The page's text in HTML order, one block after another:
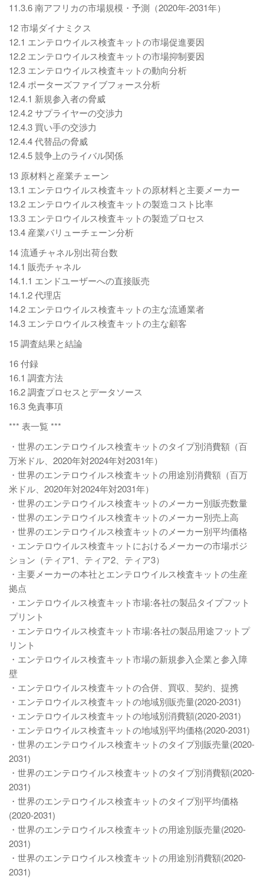
11.3.6 南アフリカの市場規模・予測（2020年-2031年）
12 市場ダイナミクス
12.1 エンテロウイルス検査キットの市場促進要因
12.2 エンテロウイルス検査キットの市場抑制要因
12.3 エンテロウイルス検査キットの動向分析
12.4 ポーターズファイブフォース分析
12.4.1 新規参入者の脅威
12.4.2 サプライヤーの交渉力
12.4.3 買い手の交渉力
12.4.4 代替品の脅威
12.4.5 競争上のライバル関係
13 原材料と産業チェーン
13.1 エンテロウイルス検査キットの原材料と主要メーカー
13.2 エンテロウイルス検査キットの製造コスト比率
13.3 エンテロウイルス検査キットの製造プロセス
13.4 産業バリューチェーン分析
14 流通チャネル別出荷台数
14.1 販売チャネル
14.1.1 エンドユーザーへの直接販売
14.1.2 代理店
14.2 エンテロウイルス検査キットの主な流通業者
14.3 エンテロウイルス検査キットの主な顧客
15 調査結果と結論
16 付録
16.1 調査方法
16.2 調査プロセスとデータソース
16.3 免責事項
*** 表一覧 ***
・世界のエンテロウイルス検査キットのタイプ別消費額（百
万米ドル、2020年対2024年対2031年）
・世界のエンテロウイルス検査キットの用途別消費額（百万
米ドル、2020年対2024年対2031年）
・世界のエンテロウイルス検査キットのメーカー別販売数量
・世界のエンテロウイルス検査キットのメーカー別売上高
・世界のエンテロウイルス検査キットのメーカー別平均価格
・エンテロウイルス検査キットにおけるメーカーの市場ポジ
ション（ティア1、ティア2、ティア3）
・主要メーカーの本社とエンテロウイルス検査キットの生産
拠点
・エンテロウイルス検査キット市場:各社の製品タイプフット
プリント
・エンテロウイルス検査キット市場:各社の製品用途フットプ
リント
・エンテロウイルス検査キット市場の新規参入企業と参入障
壁
・エンテロウイルス検査キットの合併、買収、契約、提携
・エンテロウイルス検査キットの地域別販売量(2020-2031)
・エンテロウイルス検査キットの地域別消費額(2020-2031)
・エンテロウイルス検査キットの地域別平均価格(2020-2031)
・世界のエンテロウイルス検査キットのタイプ別販売量(2020-
2031)
・世界のエンテロウイルス検査キットのタイプ別消費額(2020-
2031)
・世界のエンテロウイルス検査キットのタイプ別平均価格
(2020-2031)
・世界のエンテロウイルス検査キットの用途別販売量(2020-
2031)
・世界のエンテロウイルス検査キットの用途別消費額(2020-
2031)